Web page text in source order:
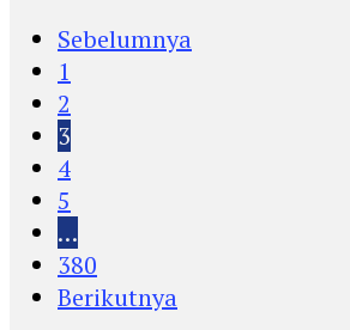
Sebelumnya
1
2
3
4
5
…
380
Berikutnya